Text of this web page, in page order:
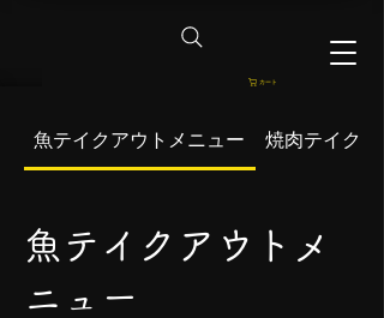
カート
魚テイクアウトメニュー 焼肉テイクア
魚テイクアウトメ
ニュー